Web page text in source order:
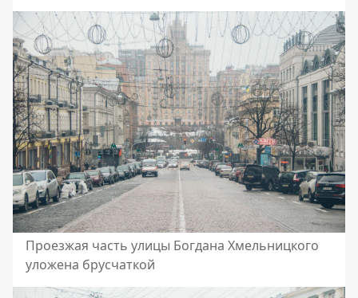
Проезжая часть улицы Богдана Хмельницкого
уложена брусчаткой